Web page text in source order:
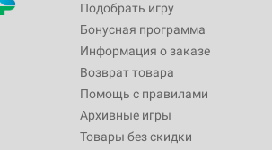
Подобрать игру
Бонусная программа
Информация о заказе
Возврат товара
Помощь с правилами
Архивные игры
Товары без скидки